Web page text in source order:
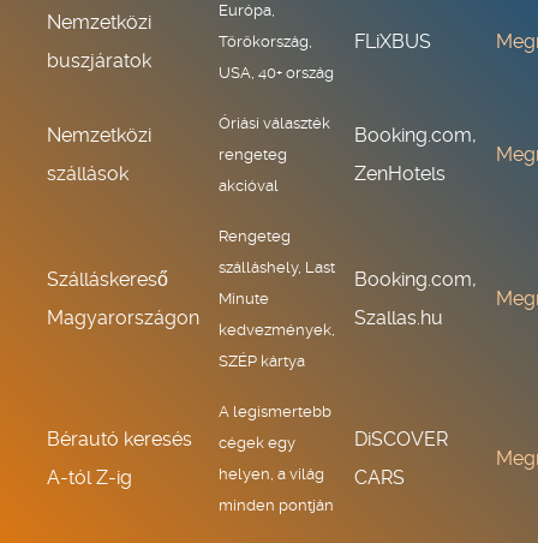
Nemzetközi
buszjáratok
Európa,
Törökország,
USA, 40+ ország
FLiXBUS
Nemzetközi
szállások
Óriási választék
rengeteg
akcióval
Booking.com,
ZenHotels
Szálláskereső
Magyarországon
Rengeteg
szálláshely, Last
Minute
kedvezmények,
SZÉP kártya
Booking.com,
Szallas.hu
Bérautó keresés
A-tól Z-ig
A legismertebb
cégek egy
helyen, a világ
minden pontján
DiSCOVER
CARS